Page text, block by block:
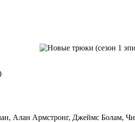
Алан Армстронг, Джеймс Болам,